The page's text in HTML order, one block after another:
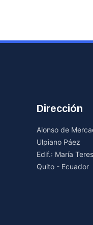
Dirección
Alonso de
Ulpiano Páez
Edif.: María
Quito - Ecuador